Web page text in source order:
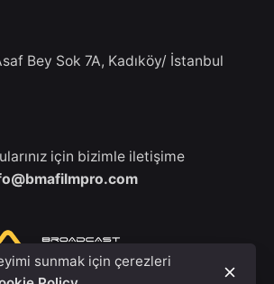
Bey Sok 7A, Kadıköy/ İstanbul
için bizimle iletişime
sunmak için çerezleri